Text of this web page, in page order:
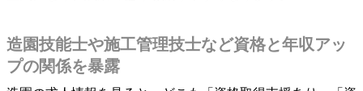
造園技能士や施工管理技士など資格と年収アッ
プの関係を暴露